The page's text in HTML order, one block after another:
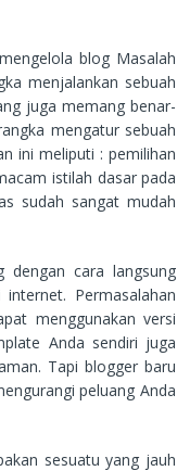
blog Masalah
menjalankan sebuah
juga memang benar-
mengatur sebuah
ini meliputi : pemilihan
istilah dasar pada
sudah sangat mudah
dengan cara langsung
Permasalahan
menggunakan versi
Anda sendiri juga
Tapi blogger baru
peluang Anda
sesuatu yang jauh